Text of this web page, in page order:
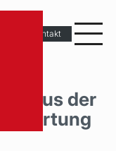
Kontakt
aus der